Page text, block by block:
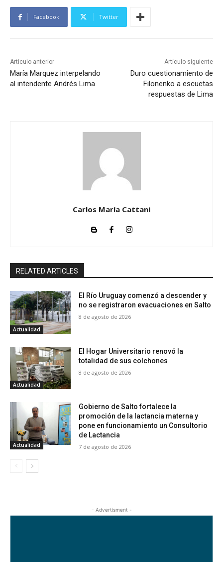
Facebook Twitter
Artículo anterior
María Marquez interpelando
al intendente Andrés Lima
Artículo siguiente
Duro cuestionamiento de
Filonenko a escuetas
respuestas de Lima
Carlos María Cattani
RELATED ARTICLES
Actualidad
El Río Uruguay comenzó a descender y
no se registraron evacuaciones en Salto
8 de agosto de 2026
Actualidad
El Hogar Universitario renovó la
totalidad de sus colchones
8 de agosto de 2026
Actualidad
Gobierno de Salto fortalece la
promoción de la lactancia materna y
pone en funcionamiento un Consultorio
de Lactancia
7 de agosto de 2026
- Advertisment -